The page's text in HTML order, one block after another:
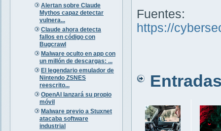
Alertan sobre Claude
Mythos capaz detectar
vulnera...
Claude ahora detecta
fallos en código con
Bugcrawl
Malware oculto en app con
un millón de descargas: ...
El legendario emulador de
Nintendo ZSNES
reescrito...
OpenAI lanzará su propio
móvil
Malware previo a Stuxnet
atacaba software
industrial
Fuentes:
https://
Entradas